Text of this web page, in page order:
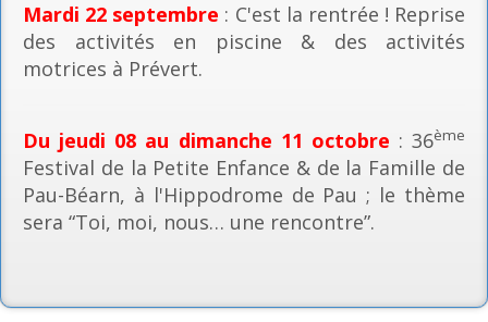
Mardi 22 septembre : C'est la rentrée ! Reprise
des activités en piscine & des activités
motrices à Prévert.
Du jeudi 08 au dimanche 11 octobre : 36ème
Festival de la Petite Enfance & de la Famille de
Pau-Béarn, à l'Hippodrome de Pau ; le thème
sera “Toi, moi, nous… une rencontre”.